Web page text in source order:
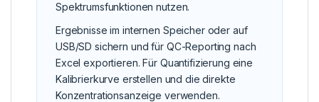
Spektrumsfunktionen nutzen.
Ergebnisse im internen Speicher oder auf
USB/SD sichern und für QC-Reporting nach
Excel exportieren. Für Quantifizierung eine
Kalibrierkurve erstellen und die direkte
Konzentrationsanzeige verwenden.